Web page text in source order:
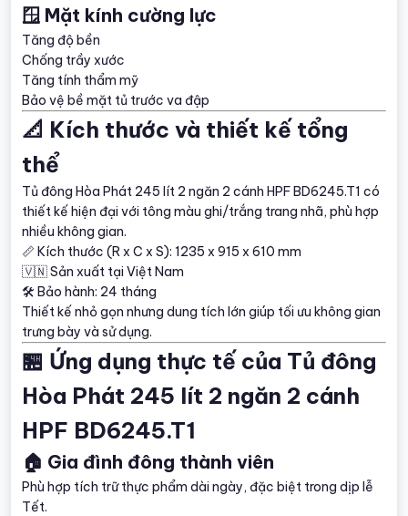
🪟 Mặt kính cường lực
Tăng độ bền
Chống trầy xước
Tăng tính thẩm mỹ
Bảo vệ bề mặt tủ trước va đập
📐 Kích thước và thiết kế tổng
thể
Tủ đông Hòa Phát 245 lít 2 ngăn 2 cánh HPF BD6245.T1 có
thiết kế hiện đại với tông màu ghi/trắng trang nhã, phù hợp
nhiều không gian.
📏 Kích thước (R x C x S): 1235 x 915 x 610 mm
🇻🇳 Sản xuất tại Việt Nam
🛠 Bảo hành: 24 tháng
Thiết kế nhỏ gọn nhưng dung tích lớn giúp tối ưu không gian
trưng bày và sử dụng.
🏪 Ứng dụng thực tế của Tủ đông
Hòa Phát 245 lít 2 ngăn 2 cánh
HPF BD6245.T1
🏠 Gia đình đông thành viên
Phù hợp tích trữ thực phẩm dài ngày, đặc biệt trong dịp lễ
Tết.